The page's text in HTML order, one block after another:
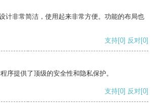
计非常简洁，使用起来非常方便。功能的布局也
支持[0] 反对[0]
序提供了顶级的安全性和隐私保护。
支持[0] 反对[0]